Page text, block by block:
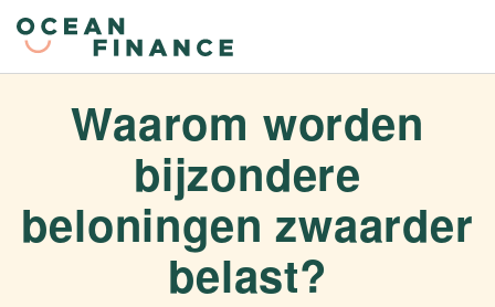
Waarom worden
bijzondere
beloningen zwaarder
belast?